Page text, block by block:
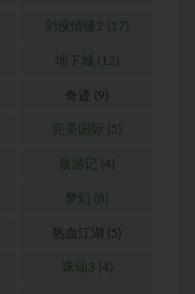
剑侠情缘2 (17)
地下城 (12)
奇迹 (9)
完美国际 (5)
最游记 (4)
梦幻 (8)
热血江湖 (5)
诛仙3 (4)